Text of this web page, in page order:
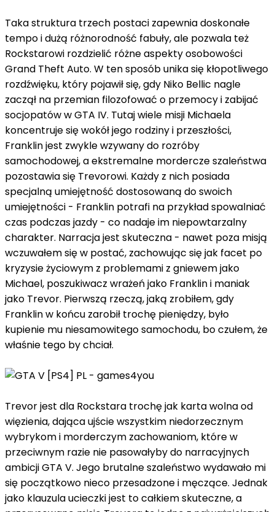
Taka struktura trzech postaci zapewnia doskonałe
tempo i dużą różnorodność fabuły, ale pozwala też
Rockstarowi rozdzielić różne aspekty osobowości
Grand Theft Auto. W ten sposób unika się kłopotliwego
rozdźwięku, który pojawił się, gdy Niko Bellic nagle
zaczął na przemian filozofować o przemocy i zabijać
socjopatów w GTA IV. Tutaj wiele misji Michaela
koncentruje się wokół jego rodziny i przeszłości,
Franklin jest zwykle wzywany do rozróby
samochodowej, a ekstremalne mordercze szaleństwa
pozostawia się Trevorowi. Każdy z nich posiada
specjalną umiejętność dostosowaną do swoich
umiejętności - Franklin potrafi na przykład spowalniać
czas podczas jazdy - co nadaje im niepowtarzalny
charakter. Narracja jest skuteczna - nawet poza misją
wczuwałem się w postać, zachowując się jak facet po
kryzysie życiowym z problemami z gniewem jako
Michael, poszukiwacz wrażeń jako Franklin i maniak
jako Trevor. Pierwszą rzeczą, jaką zrobiłem, gdy
Franklin w końcu zarobił trochę pieniędzy, było
kupienie mu niesamowitego samochodu, bo czułem, że
właśnie tego by chciał.
Trevor jest dla Rockstara trochę jak karta wolna od
więzienia, dająca ujście wszystkim niedorzecznym
wybrykom i morderczym zachowaniom, które w
przeciwnym razie nie pasowałyby do narracyjnych
ambicji GTA V. Jego brutalne szaleństwo wydawało mi
się początkowo nieco przesadzone i męczące. Jednak
jako klauzula ucieczki jest to całkiem skuteczne, a